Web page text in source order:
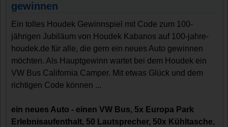
gewinnen
Ein tolles Houdek Gewinnspiel mit Code zum 100-
jährigen Jubiläum von Houdek Kabanos auf 100-jahre-
houdek.de für alle, die gern ein neues Auto gewinnen
möchten. Als Hauptgewinn wartet bei dem Houdek ein
VW Bus California Camper. Mit etwas Glück und dem
richtigen Code können ...
ein neues Auto - einen VW Bus, 5x Europa Park
Erlebnisaufenthalt, 50 Lautsprecher, 50x Kühltasche,